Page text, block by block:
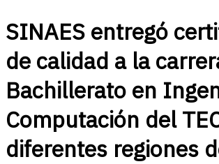
SINAES entregó
de calidad a la
Bachillerato en
Computación del
diferentes regiones